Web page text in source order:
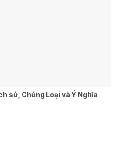
sử, Chủng Loại và Ý Nghĩa